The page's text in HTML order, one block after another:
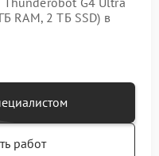
RAM, 2 ТБ SSD) в
работ